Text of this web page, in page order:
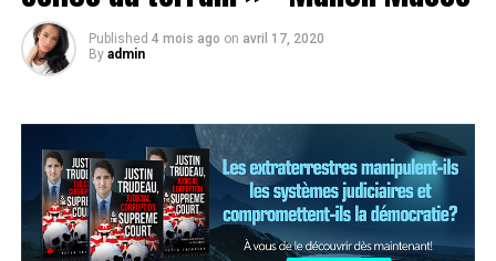
Published 4 mois ago on avril 17, 2020
By admin